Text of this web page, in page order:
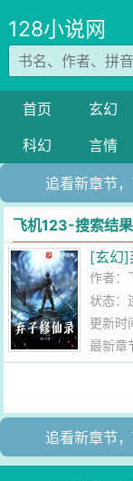
128小说网
首页 玄幻
科幻
言情
追看新章节
飞机123-搜索结
[玄幻]
作者：
状态：
更新
最新章
追看新章节